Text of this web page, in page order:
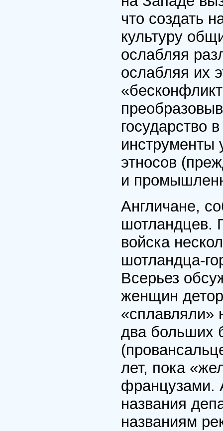
что создать
культуру
ослабляя
ослабляя их
государство
инструменты
этносов
и
Англичане,
шотландцев.
войска
шотландца-
Всерьез
женщин
«сплавляли»
два больших
лет, пока
французами.
названия
названиям